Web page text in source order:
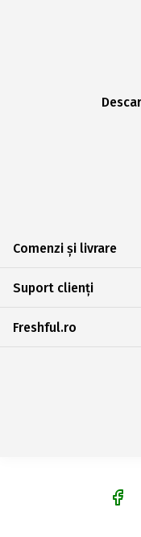
Comenzi și livrare
Suport clienți
Freshful.ro